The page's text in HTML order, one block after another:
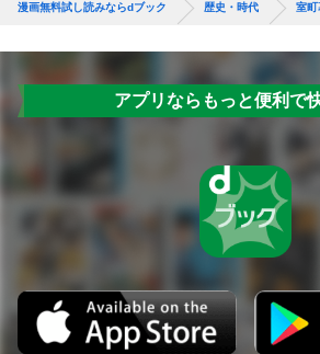
漫画無料試し読みならdブック 歴史・時代 室
アプリならもっと便利で